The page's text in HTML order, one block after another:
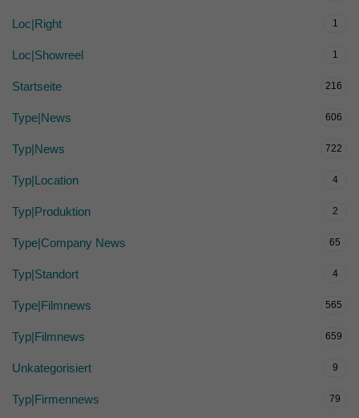
Loc|Right 1
Loc|Showreel 1
Startseite 216
Type|News 606
Typ|News 722
Typ|Location 4
Typ|Produktion 2
Type|Company News 65
Typ|Standort 4
Type|Filmnews 565
Typ|Filmnews 659
Unkategorisiert 9
Typ|Firmennews 79